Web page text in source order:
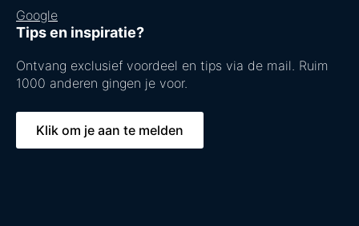
Google
Tips en inspiratie?
Ontvang exclusief voordeel en tips via de mail. Ruim
1000 anderen gingen je voor.
Klik om je aan te melden